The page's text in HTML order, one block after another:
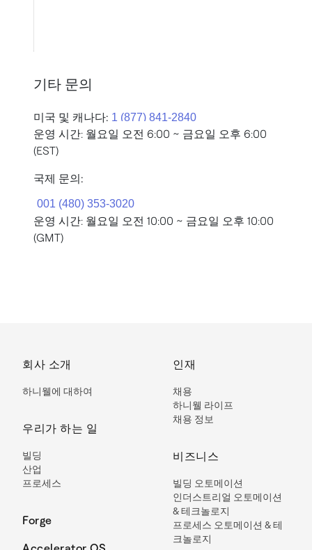
기타 문의
미국 및 캐나다:
운영 시간: 월요일 오전 6:00 ~ 금요일 오후 6:00
(EST)
국제 문의:
운영 시간: 월요일 오전 10:00 ~ 금요일 오후 10:00
(GMT)
회사 소개
하니웰에 대하여
우리가 하는 일
빌딩
산업
프로세스
Forge
인재
채용
하니웰 라이프
채용 정보
비즈니스
빌딩 오토메이션
인더스트리얼 오토메이션
& 테크놀로지
프로세스 오토메이션 & 테
크놀로지